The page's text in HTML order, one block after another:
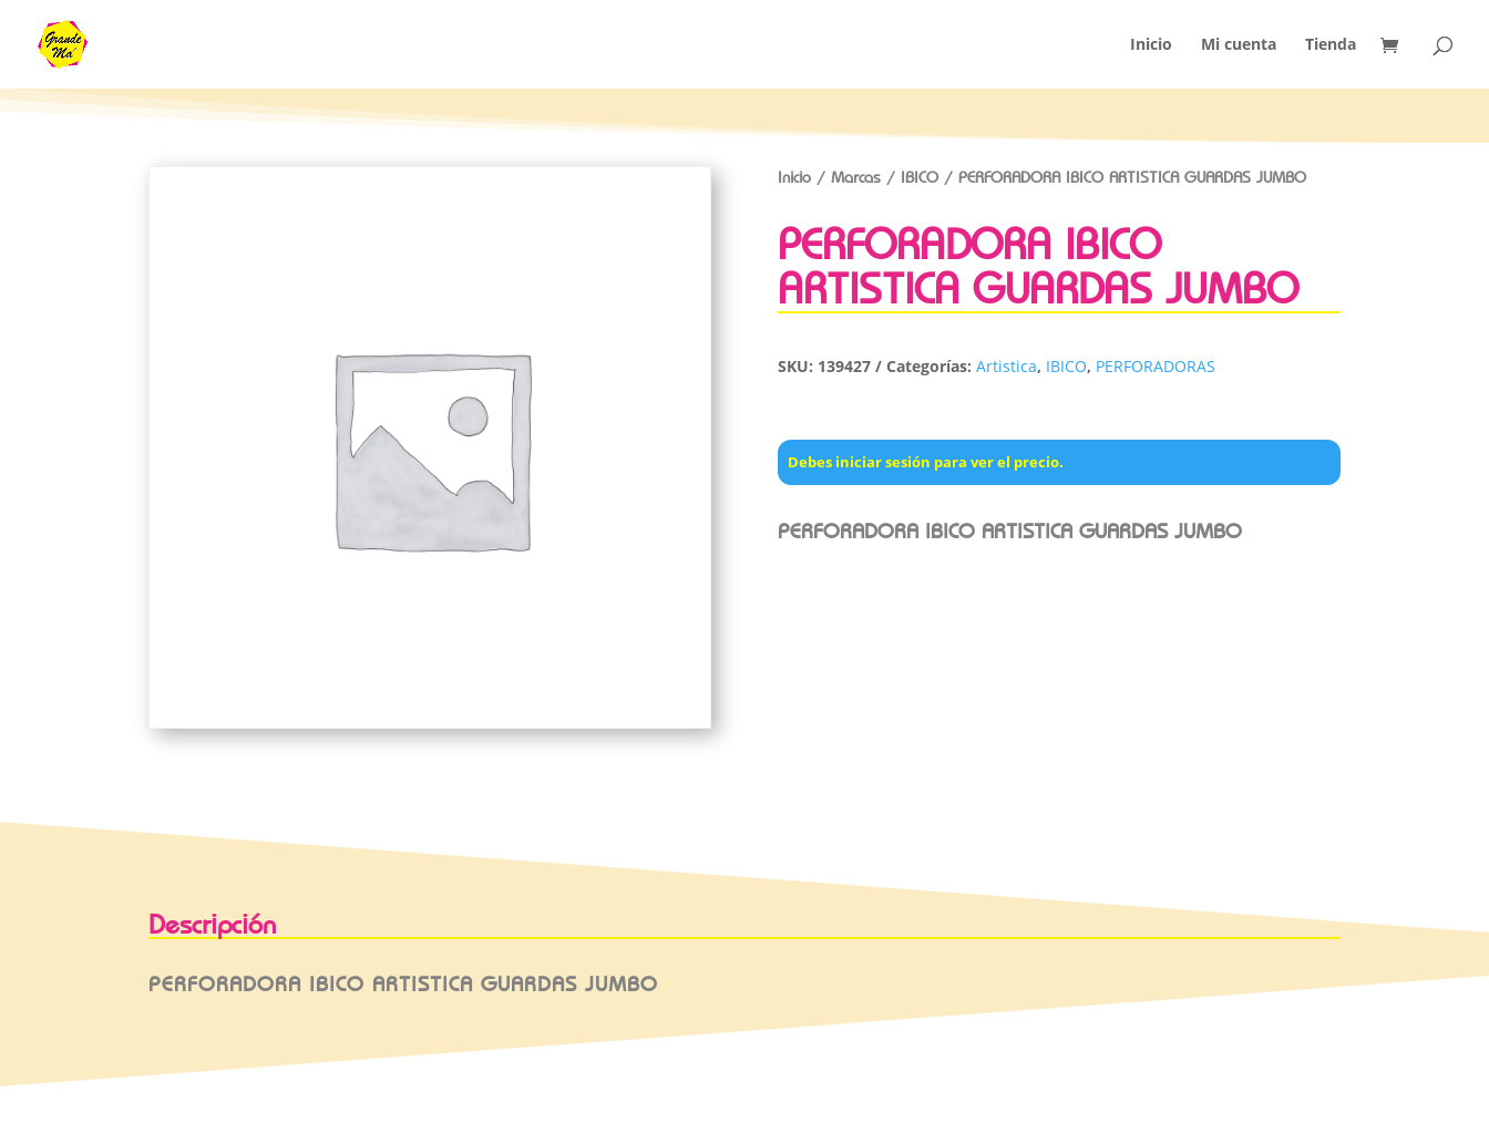
Inicio Mi cuenta Tienda
Inicio/ Marcas/ IBICO/ PERFORADORA IBICO ARTISTICA GUARDAS JUMBO
PERFORADORA IBICO
ARTISTICA GUARDAS JUMBO
SKU: 139427 Categorías: Artistica, IBICO, PERFORADORAS
Debes iniciar sesión para ver el precio.
PERFORADORA IBICO ARTISTICA GUARDAS JUMBO
Descripción
PERFORADORA IBICO ARTISTICA GUARDAS JUMBO